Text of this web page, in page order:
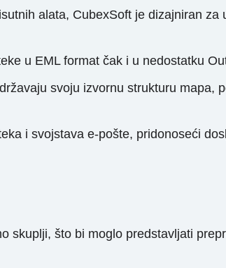
alata, CubexSoft je dizajniran
u EML format čak i u nedostatku
svoju izvornu strukturu mapa,
i svojstava e-pošte, pridonoseći
skuplji, što bi moglo predstavljati